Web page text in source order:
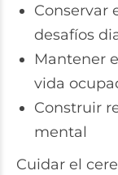
Conservar
desafíos
Mantener
vida
Construir
mental
Cuidar el